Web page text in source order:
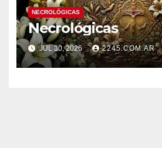
NECROLÓGICAS
Necrológicas
JUL 30, 2026 2245.COM.AR